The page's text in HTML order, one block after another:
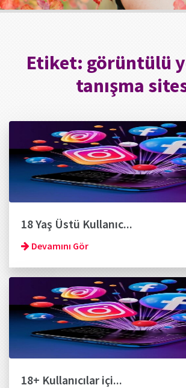
Etiket: görüntülü
tanışma
18 Yaş Üstü Kullanıc...
Devamını Gör
18+ Kullanıcılar içi...